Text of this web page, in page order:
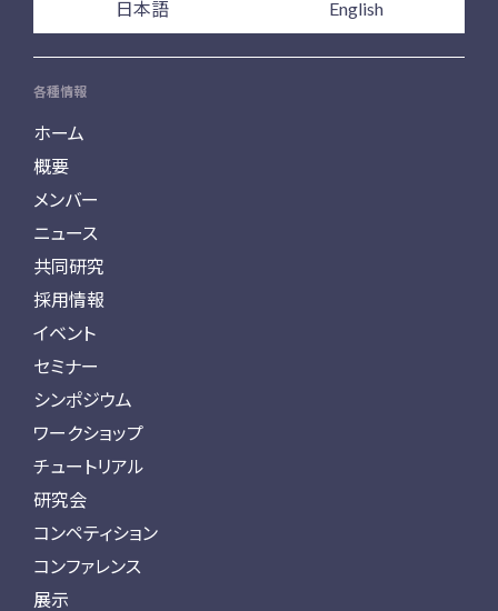
日本語 English
各種情報
ホーム
概要
メンバー
ニュース
共同研究
採用情報
イベント
セミナー
シンポジウム
ワークショップ
チュートリアル
研究会
コンペティション
コンファレンス
展示